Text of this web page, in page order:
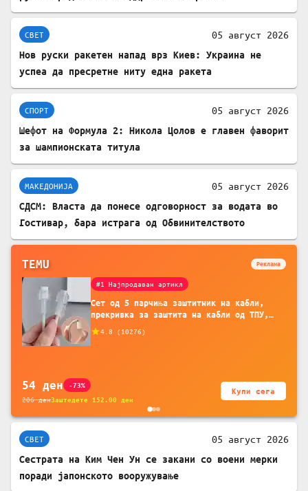
СВЕТ 05 август 2026
Нов руски ракетен напад врз Киев: Украина не
успеа да пресретне ниту една ракета
СПОРТ 05 август 2026
Шефот на Формула 2: Никола Цолов е главен фаворит
за шампионската титула
МАКЕДОНИЈА 05 август 2026
СДСМ: Власта да понесе одговорност за водата во
Гостивар, бара истрага од Обвинителството
TEMU Реклама
#1 Најпродаван артикл
Сет од 5 парчиња заштитник на кабли,
прекривка за заштита на кабли од ТПУ,
додатоци за заштита на кабли, без
батерија, за мобилни телефони, комплет
4.8 ( 10276)
54 ден -73%
206денЗаштедете 152.00 ден
Купи сега
СВЕТ 05 август 2026
Сестрата на Ким Чен Ун се закани со воени мерки
поради јапонското вооружување